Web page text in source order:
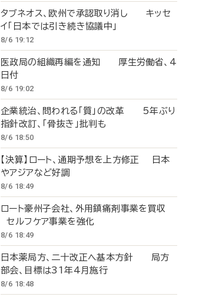
タブネオス、欧州で承認取り消し キッセ
イ「日本では引き続き協議中」
8/6 19:12
医政局の組織再編を通知 厚生労働省、4
日付
8/6 19:02
企業統治、問われる「質」の改革 5年ぶり
指針改訂、「骨抜き」批判も
8/6 18:50
【決算】ロート、通期予想を上方修正 日本
やアジアなど好調
8/6 18:49
ロート豪州子会社、外用鎮痛剤事業を買収
セルフケア事業を強化
8/6 18:49
日本薬局方、二十改正へ基本方針 局方
部会、目標は31年4月施行
8/6 18:48